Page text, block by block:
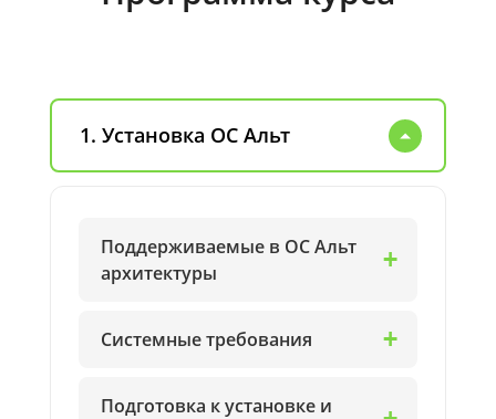
1. Установка ОС Альт
Поддерживаемые в ОС Альт
архитектуры
Системные требования
Подготовка к установке и